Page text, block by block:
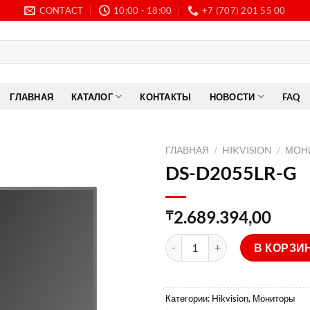
CONTACT 10:00 - 18:00 +7 (707) 201 55 00
ГЛАВНАЯ КАТАЛОГ КОНТАКТЫ НОВОСТИ FAQ
ГЛАВНАЯ / HIKVISION /
DS-D2055LR-G
₸2.689.394,00
Количество товара DS-
В
Категории: Hikvision, Мониторы